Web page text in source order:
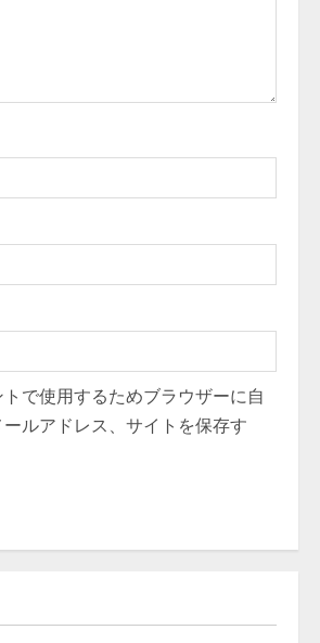
で使用するためブラウザーに自
ルアドレス、サイトを保存す